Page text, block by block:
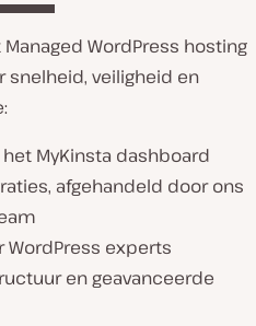
WordPress hosting
snelheid, veiligheid en
MyKinsta dashboard
afgehandeld door ons
experts
en geavanceerde